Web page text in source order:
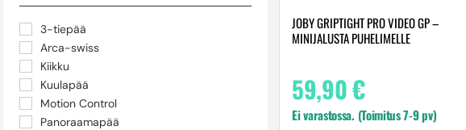
Monopod
Pidike
Pikalevy
Pöytäjalka
puomijalusta
Rasva
Ruuvi
3-tiepää
Arca-swiss
Kiikku
Kuulapää
Motion Control
Panoraamapää
JOBY GRIPTIGHT PRO VIDEO GP –
MINIJALUSTA PUHELIMELLE
59,90€
Ei varastossa. (Toimitus 7-9 pv)